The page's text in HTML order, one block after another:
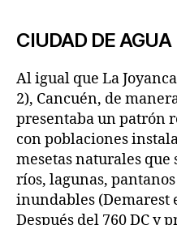
CIUDAD DE AGUA
Al igual que La
2), Cancuén, de
presentaba un patrón
con poblaciones
mesetas naturales
ríos, lagunas,
inundables (Demarest
Después del 760 DC y